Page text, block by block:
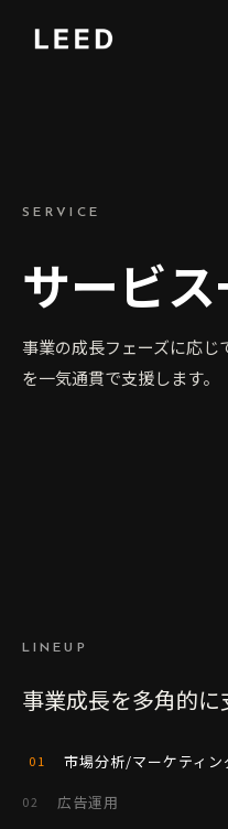
SERVICE
サービ
事業の成長フェーズに応じ
を一気通貫で支援します。
LINEUP
事業成長を多角的に
01 市場分析/マーケティ
02 広告運用